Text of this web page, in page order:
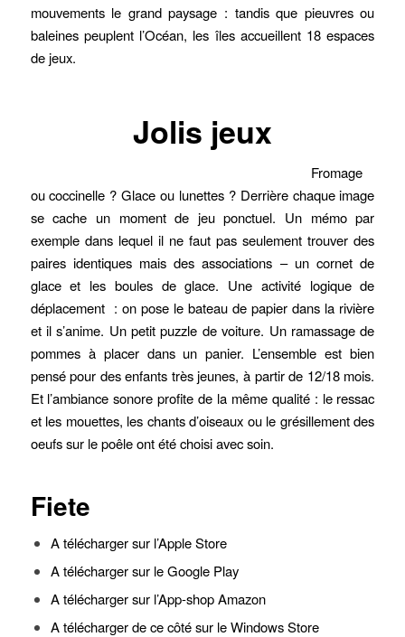
mouvements le grand paysage : tandis que pieuvres ou
baleines peuplent l’Océan, les îles accueillent 18 espaces
de jeux.
Jolis jeux
Fromage
ou coccinelle ? Glace ou lunettes ? Derrière chaque image
se cache un moment de jeu ponctuel. Un mémo par
exemple dans lequel il ne faut pas seulement trouver des
paires identiques mais des associations – un cornet de
glace et les boules de glace. Une activité logique de
déplacement : on pose le bateau de papier dans la rivière
et il s’anime. Un petit puzzle de voiture. Un ramassage de
pommes à placer dans un panier. L’ensemble est bien
pensé pour des enfants très jeunes, à partir de 12/18 mois.
Et l’ambiance sonore profite de la même qualité : le ressac
et les mouettes, les chants d’oiseaux ou le grésillement des
oeufs sur le poêle ont été choisi avec soin.
Fiete
A télécharger sur l’Apple Store
A télécharger sur le Google Play
A télécharger sur l’App-shop Amazon
A télécharger de ce côté sur le Windows Store